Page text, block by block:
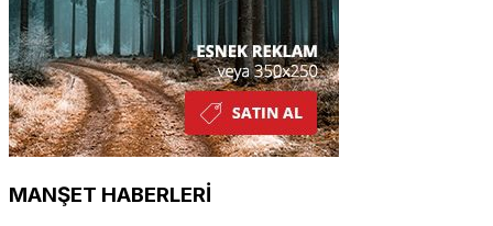
MANŞET HABERLERİ